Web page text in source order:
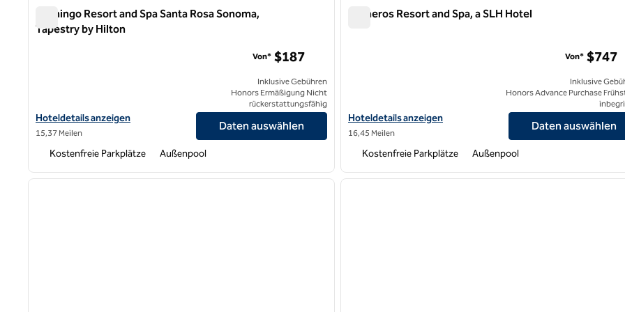
Flamingo Resort and Spa Santa Rosa Sonoma,
Tapestry by Hilton
Hoteldetails für das Flamingo Resort and Spa Santa Rosa Sonoma, Tapestry by Hilton anzeigen
Hoteldetails anzeigen
15,37 Meilen
Von* $187
Inklusive Gebühren
Honors Ermäßigung Nicht
rückerstattungsfähig
Daten auswählen
Kostenfreie Parkplätze Außenpool
Carneros Resort and Spa, a SLH Hotel
Hoteldetails für Carneros Resort and Spa, a SLH Hotel anzeigen
Hoteldetails anzeigen
16,45 Meilen
Von* $747
Inklusive
Honors Advance Purchase
Daten auswählen
Kostenfreie Parkplätze Außenpool
1 von 12
nächstes Bild
1 von 12